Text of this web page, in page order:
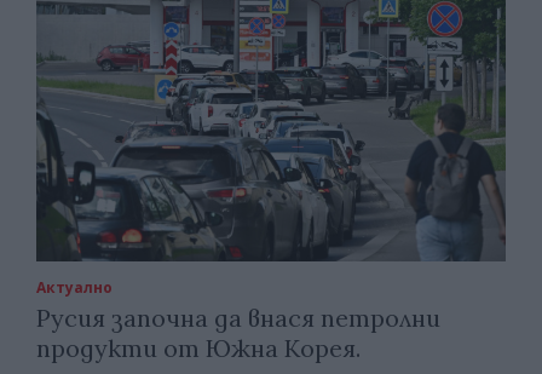
Актуално
Русия започна да внася петролни
продукти от Южна Корея.